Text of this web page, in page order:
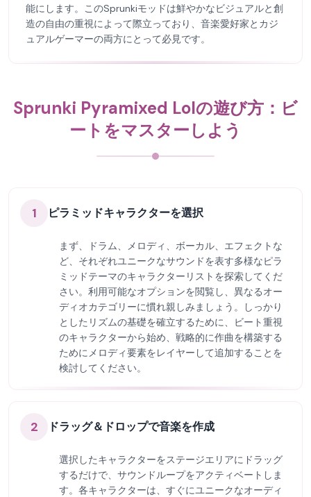
能にします。このSprunkiモッドは鮮やかなビジュアルと創
造の自由の重視によって際立っており、音楽愛好家とカジ
ュアルゲーマーの両方にとって必見です。
Sprunki Pyramixed Lolの遊び方：ビ
ートをマスターしよう
1 ピラミッドキャラクターを選択
まず、ドラム、メロディ、ボーカル、エフェクトな
ど、それぞれユニークなサウンドを表す多様なピラ
ミッドテーマのキャラクターリストを探索してくだ
さい。利用可能なオプションを閲覧し、異なるオー
ディオカテゴリーに慣れ親しみましょう。しっかり
としたリズムの基礎を確立するために、ビート重視
のキャラクターから始め、戦略的に作曲を構築する
ためにメロディ要素をレイヤーして追加することを
検討してください。
2 ドラッグ＆ドロップで音楽を作成
選択したキャラクターをステージエリアにドラッグ
するだけで、サウンドループをアクティベートしま
す。各キャラクターは、すぐにユニークなオーディ